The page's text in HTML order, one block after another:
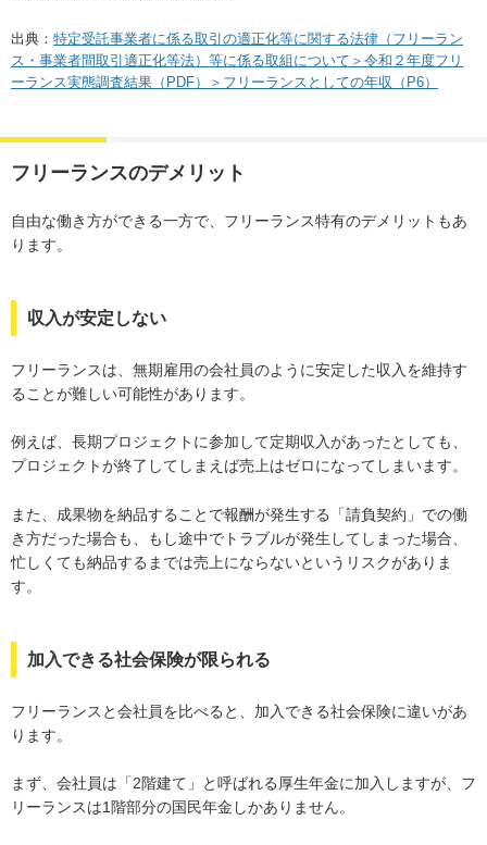
出典： 特定受託事業者に係る取引の適正化等に関する法律（フリーラン
ス・事業者間取引適正化等法）等に係る取組について＞令和２年度フリ
ーランス実態調査結果（PDF）＞フリーランスとしての年収（P6）
フリーランスのデメリット
自由な働き方ができる一方で、フリーランス特有のデメリットもあ
ります。
収入が安定しない
フリーランスは、無期雇用の会社員のように安定した収入を維持す
ることが難しい可能性があります。
例えば、長期プロジェクトに参加して定期収入があったとしても、
プロジェクトが終了してしまえば売上はゼロになってしまいます。
また、成果物を納品することで報酬が発生する「請負契約」での働
き方だった場合も、もし途中でトラブルが発生してしまった場合、
忙しくても納品するまでは売上にならないというリスクがありま
す。
加入できる社会保険が限られる
フリーランスと会社員を比べると、加入できる社会保険に違いがあ
ります。
まず、会社員は「2階建て」と呼ばれる厚生年金に加入しますが、フ
リーランスは1階部分の国民年金しかありません。